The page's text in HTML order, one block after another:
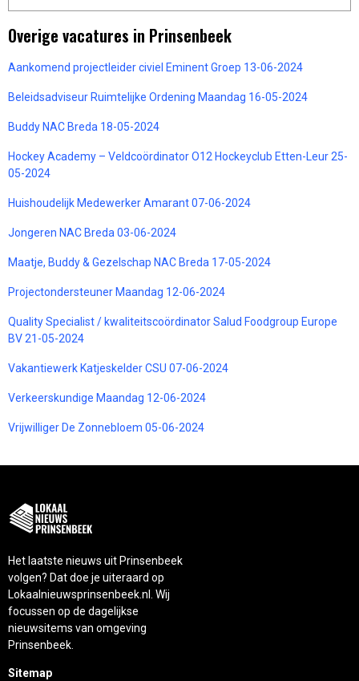
Overige vacatures in Prinsenbeek
Aankomend projectleider civiel Eminent Groep 13-06-2024
Beleidsadviseur Ruimtelijke Ordening Maandag 16-05-2024
Buddy NAC Breda 18-05-2024
Hockey Academy – Veldcoördinator O12 Hockeyclub Etten-Leur 25-
05-2024
Huishoudelijk Medewerker Amarant 07-06-2024
Jongeren NAC Breda 03-06-2024
Maatje, Buddy & Gezelschap NAC Breda 17-05-2024
Projectondersteuner Maandag 12-06-2024
Quality Specialist / kwaliteitscoördinator Salud Foodgroup Europe
BV 21-05-2024
Vakantiewerk Katjeskelder CSU 07-06-2024
Verkeerskundige Maandag 12-06-2024
Vrijwilliger De Zonnebloem 05-06-2024
Het laatste nieuws uit Prinsenbeek
volgen? Dat doe je uiteraard op
Lokaalnieuwsprinsenbeek.nl. Wij
focussen op de dagelijkse
nieuwsitems van omgeving
Prinsenbeek.
Sitemap